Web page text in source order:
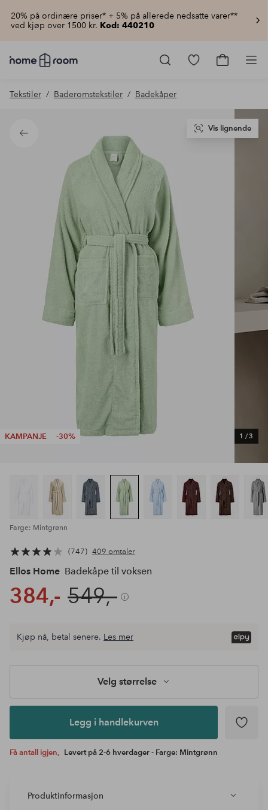
20% på ordinære priser* + 5% på allerede nedsatte varer**
ved kjøp over 1500 kr. Kod: 440210
Homeroom
–
hjemmet
pris
Gå
Gå
Tekstiler Baderomstekstiler Badekåper
Tilbake
KAMPANJE -30% 1 /3
Vis lignende
Farge: Mintgrønn
747 409 omtaler
Ellos Home Badekåpe til voksen
384,- 549,-
størrelse
Legg i
Kjøp nå, betal senere. Les mer
Velg størrelse
Legg i handlekurven
Få antall igjen, Levert på 2-6 hverdager - Farge: Mintgrønn
Produktinformasjon